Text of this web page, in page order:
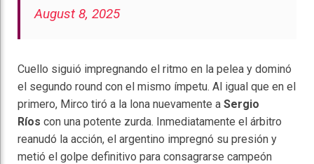
August 8, 2025
Cuello siguió impregnando el ritmo en la pelea y dominó
el segundo round con el mismo ímpetu. Al igual que en el
primero, Mirco tiró a la lona nuevamente a Sergio
Ríos con una potente zurda. Inmediatamente el árbitro
reanudó la acción, el argentino impregnó su presión y
metió el golpe definitivo para consagrarse campeón